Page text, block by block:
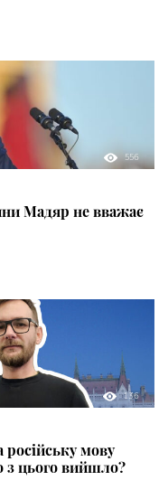
556
Мадяр не вважає
136
мову
цього вийшло?